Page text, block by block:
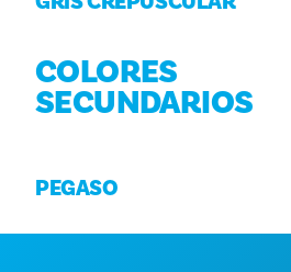
COLORES
SECUNDARIOS
PEGASO